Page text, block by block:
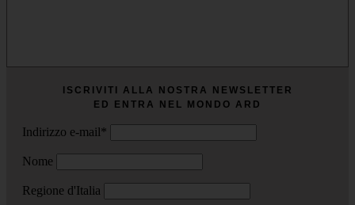
ISCRIVITI ALLA NOSTRA NEWSLETTER
ED ENTRA NEL MONDO ARD
Indirizzo e-mail*
Nome
Regione d'Italia